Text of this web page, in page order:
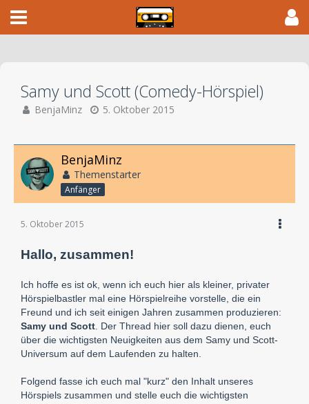
Samy und Scott (Comedy-Hörspiel)
BenjaMinz 5. Oktober 2015
BenjaMinz
Themenstarter
Anfänger
5. Oktober 2015
Hallo, zusammen!
Ich hoffe es ist ok, wenn ich euch hier als kleiner, privater
Hörspielbastler mal eine Hörspielreihe vorstelle, die ein
Freund und ich seit einigen Jahren zusammen produzieren:
Samy und Scott . Der Thread hier soll dazu dienen, euch
über die wichtigsten Neuigkeiten aus dem Samy und Scott-
Universum auf dem Laufenden zu halten.
Folgend fasse ich euch mal "kurz" den Inhalt unseres
Hörspiels zusammen und stelle euch die wichtigsten